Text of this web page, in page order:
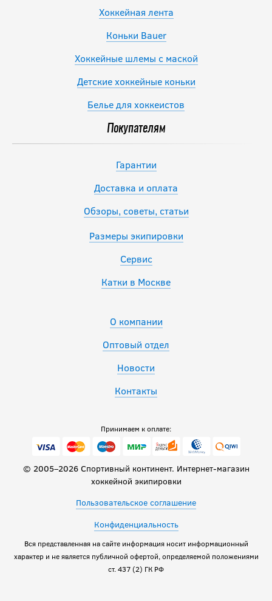
Хоккейная лента
Коньки Bauer
Хоккейные шлемы с маской
Детские хоккейные коньки
Белье для хоккеистов
Покупателям
Гарантии
Доставка и оплата
Обзоры, советы, статьи
Размеры экипировки
Сервис
Катки в Москве
О компании
Оптовый отдел
Новости
Контакты
Принимаем к оплате:
© 2005–2026 Спортивный континент. Интернет-магазин
хоккейной экипировки
Пользовательское соглашение
Конфиденциальность
Вся представленная на сайте информация носит информационный
характер и не является публичной офертой, определяемой положениями
ст. 437 (2) ГК РФ